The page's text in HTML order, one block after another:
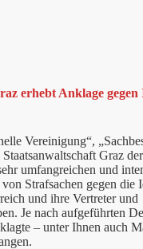
erhebt Anklage
Vereinigung“,
Graz
umfangreichen und
Strafsachen gegen die
und ihre Vertreter und
Je nach aufgeführten
– unter Ihnen auch